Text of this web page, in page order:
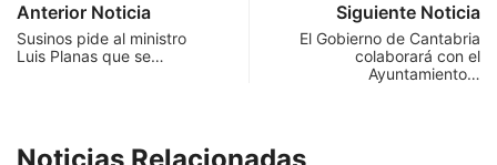
Anterior Noticia
Susinos pide al ministro
Luis Planas que se…
Siguiente Noticia
El Gobierno de Cantabria
colaborará con el
Ayuntamiento…